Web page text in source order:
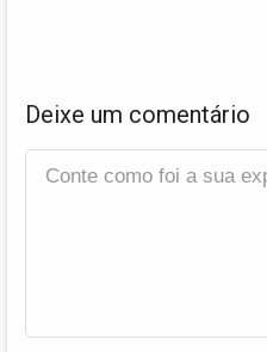
Deixe um comentário